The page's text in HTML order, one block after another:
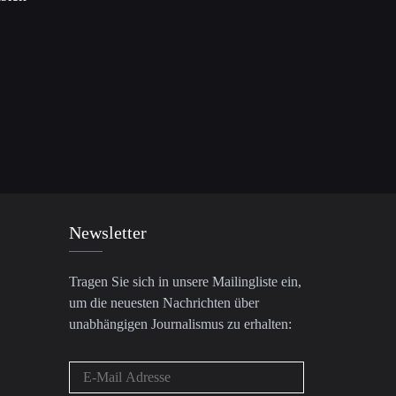
Newsletter
Tragen Sie sich in unsere Mailingliste ein,
um die neuesten Nachrichten über
unabhängigen Journalismus zu erhalten: